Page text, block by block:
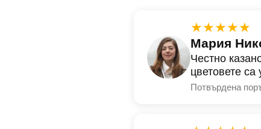
★★★★★
Мария
Честно
цветовете са
Потвърдена